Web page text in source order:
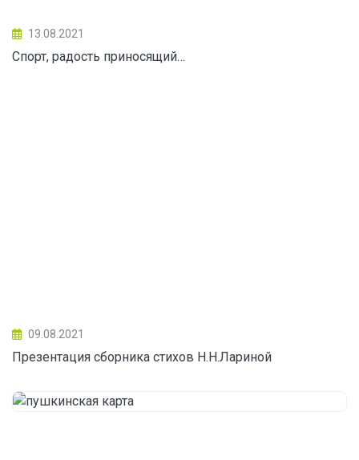
13.08.2021
Спорт, радость приносящий…
09.08.2021
Презентация сборника стихов Н.Н.Лариной